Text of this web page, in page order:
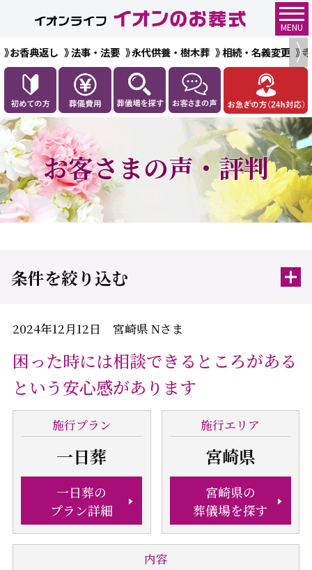
MENU
お香典返し 法事・法要 永代供養・樹木葬 相続・名義変更
お客さまの声・評判
条件を絞り込む
2024年12月12日 宮崎県 Nさま
困った時には相談できるところがある
という安心感があります
施行プラン
一日葬
一日葬の
プラン詳細
施行エリア
宮崎県
宮崎県の
葬儀場を探す
内容